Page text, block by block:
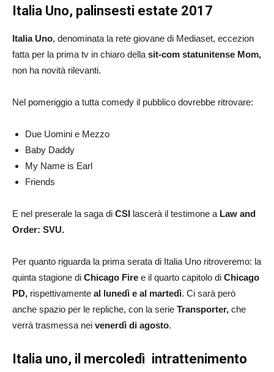
Italia Uno, palinsesti estate 2017
Italia Uno, denominata la rete giovane di Mediaset, eccezion
fatta per la prima tv in chiaro della sit-com statunitense Mom,
non ha novità rilevanti.
Nel pomeriggio a tutta comedy il pubblico dovrebbe ritrovare:
Due Uomini e Mezzo
Baby Daddy
My Name is Earl
Friends
E nel preserale la saga di CSI lascerà il testimone a Law and
Order: SVU.
Per quanto riguarda la prima serata di Italia Uno ritroveremo: la
quinta stagione di Chicago Fire e il quarto capitolo di Chicago
PD, rispettivamente al lunedì e al martedì. Ci sarà però
anche spazio per le repliche, con la serie Transporter, che
verrà trasmessa nei venerdì di agosto.
Italia uno, il mercoledì intrattenimento